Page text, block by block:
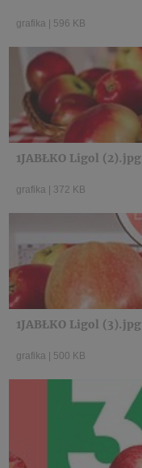
grafika 596 KB
1JABŁKO Ligol (2).jpg
grafika 372 KB
1JABŁKO Ligol (3).jpg
grafika 500 KB